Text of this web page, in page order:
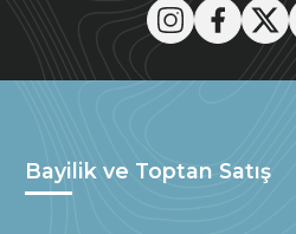
Bayilik ve Toptan Satış